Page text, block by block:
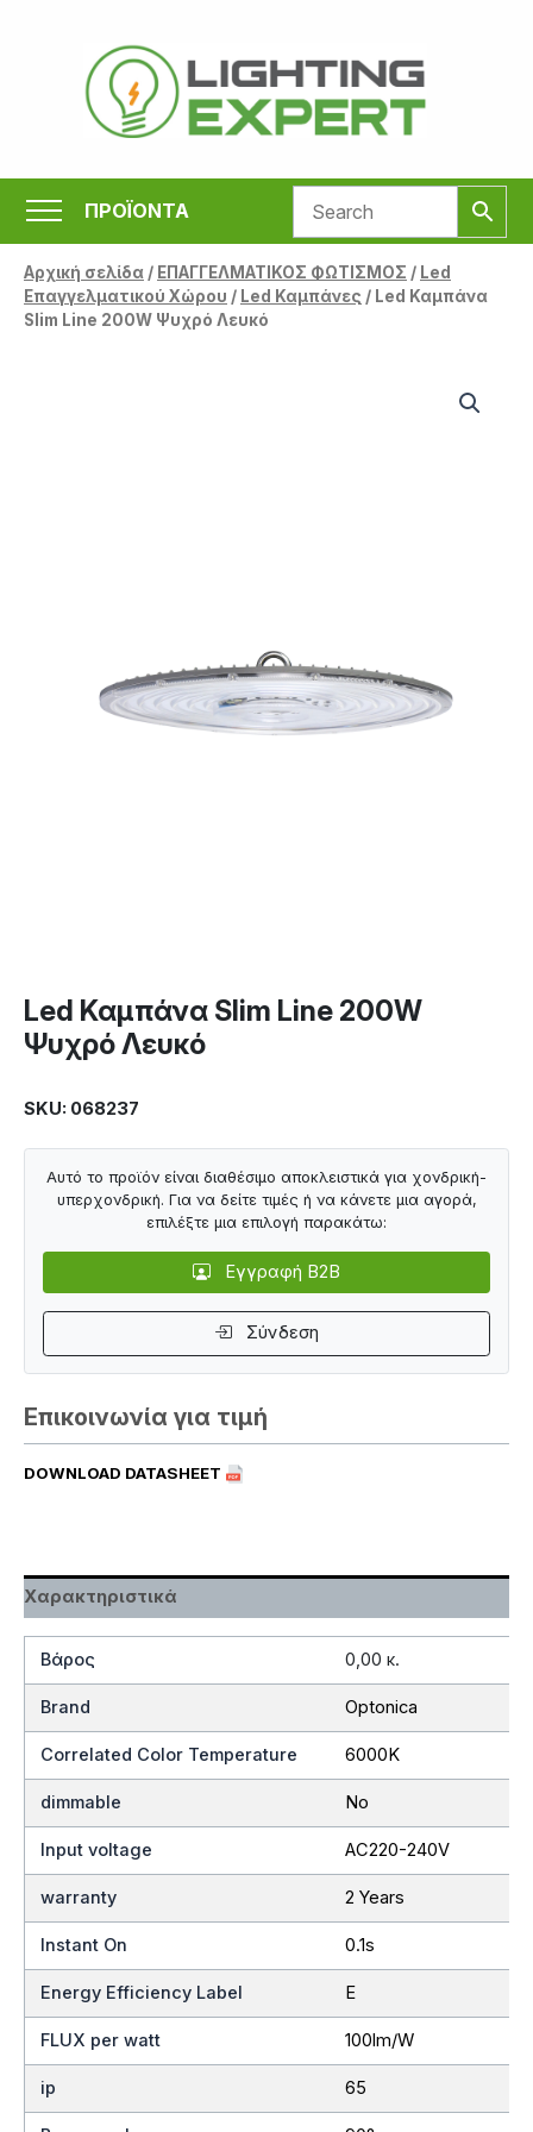
περιεχόμενο
ΠΡΟΪΟΝΤΑ
Αρχική σελίδα/ ΕΠΑΓΓΕΛΜΑΤΙΚΟΣ ΦΩΤΙΣΜΟΣ / Led
Επαγγελματικού Χώρου / Led Καμπάνες / Led Καμπάνα
Slim Line 200W Ψυχρό Λευκό
Led Καμπάνα Slim Line 200W
Ψυχρό Λευκό
Επικοινωνία για τιμή
SKU: 068237
DOWNLOAD DATASHEET
Αυτό το προϊόν είναι διαθέσιμο αποκλειστικά για χονδρική-
υπερχονδρική. Για να δείτε τιμές ή να κάνετε μια αγορά,
επιλέξτε μια επιλογή παρακάτω:
Εγγραφή B2B
Σύνδεση
Χαρακτηριστικά
Βάρος 0,00 κ.
Brand Optonica
Correlated Color Temperature 6000K
dimmable No
Input voltage AC220-240V
warranty 2 Years
Instant On 0.1s
Energy Efficiency Label E
FLUX per watt 100lm/W
ip 65